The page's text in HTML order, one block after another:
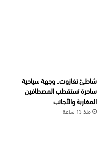
شاطئ تغازوت.. وجهة سياحية
ساحرة تستقطب المصطافين
المغاربة والأجانب
منذ 13 ساعة